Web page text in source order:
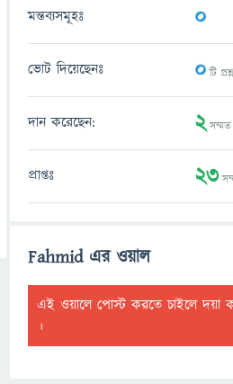
মন্তব্যসমূহঃ 0
ভোট দিয়েছেনঃ 0টি
দান করেছেন: 2
প্রাপ্তঃ 23
Fahmid এর ওয়াল
এই ওয়ালে পোস্ট করতে চাইলে দয়া
।